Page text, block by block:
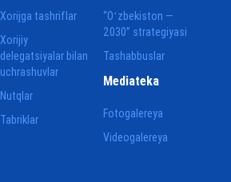
Xorijga tashriflar
Xorijiy
delegatsiyalar bilan
uchrashuvlar
Nutqlar
Tabriklar
“Oʻzbekiston —
2030” strategiyasi
Tashabbuslar
Mediateka
Fotogalereya
Videogalereya